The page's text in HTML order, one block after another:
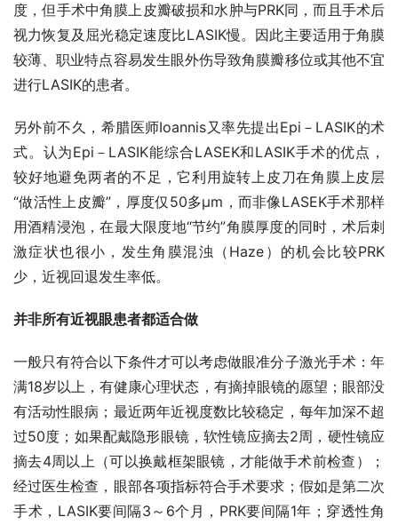
度，但手术中角膜上皮瓣破损和水肿与PRK同，而且手术后
视力恢复及屈光稳定速度比LASIK慢。因此主要适用于角膜
较薄、职业特点容易发生眼外伤导致角膜瓣移位或其他不宜
进行LASIK的患者。
另外前不久，希腊医师Ioannis又率先提出Epi－LASIK的术
式。认为Epi－LASIK能综合LASEK和LASIK手术的优点，
较好地避免两者的不足，它利用旋转上皮刀在角膜上皮层
“做活性上皮瓣”，厚度仅50多μm，而非像LASEK手术那样
用酒精浸泡，在最大限度地“节约”角膜厚度的同时，术后刺
激症状也很小，发生角膜混浊（Haze）的机会比较PRK
少，近视回退发生率低。
并非所有近视眼患者都适合做
一般只有符合以下条件才可以考虑做眼准分子激光手术：年
满18岁以上，有健康心理状态，有摘掉眼镜的愿望；眼部没
有活动性眼病；最近两年近视度数比较稳定，每年加深不超
过50度；如果配戴隐形眼镜，软性镜应摘去2周，硬性镜应
摘去4周以上（可以换戴框架眼镜，才能做手术前检查）；
经过医生检查，眼部各项指标符合手术要求；假如是第二次
手术，LASIK要间隔3～6个月，PRK要间隔1年；穿透性角